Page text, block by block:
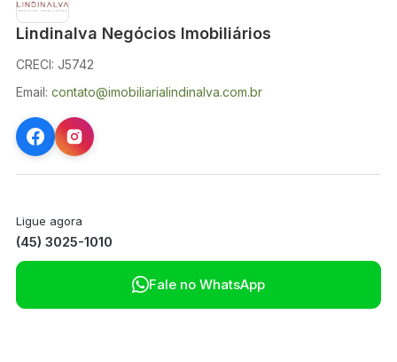
Lindinalva Negócios Imobiliários
CRECI: J5742
Email: contato@imobiliarialindinalva.com.br
Ligue agora
(45) 3025-1010
Fale no WhatsApp